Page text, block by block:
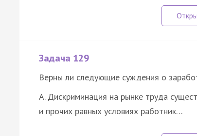
Задача 129
Верны ли следующие суждения о
А. Дискриминация на рынке труда
и прочих равных условиях работник…